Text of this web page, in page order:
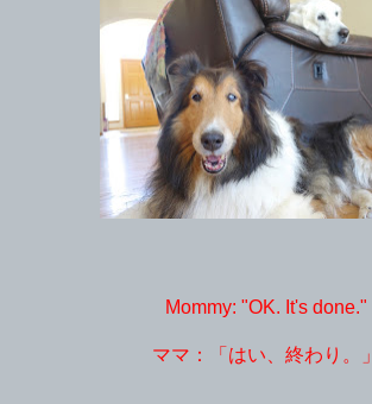
Mommy: "OK. It's done."
ママ：「はい、終わり。」